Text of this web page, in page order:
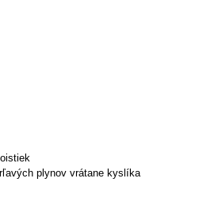
plynov vrátane kyslíka